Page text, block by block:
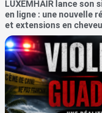
LUXEMHAIR lance
en ligne : une nouvelle
et extensions en